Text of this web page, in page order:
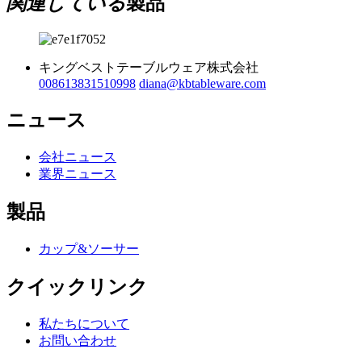
キングベストテーブルウェア株式会社
008613831510998 diana@kbtableware.com
ニュース
会社ニュース
業界ニュース
製品
カップ&ソーサー
クイックリンク
私たちについて
お問い合わせ